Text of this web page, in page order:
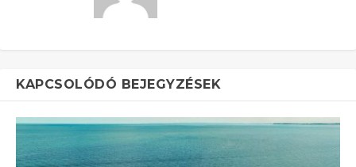
KAPCSOLÓDÓ BEJEGYZÉSEK